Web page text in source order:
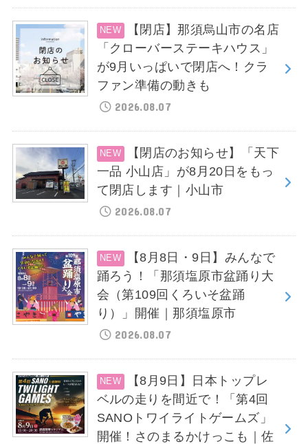
【閉店】那須烏山市の名店
「クローバーステーキハウス」
が9月いっぱいで閉店へ！クラ
ファン準備の動きも
2026.08.07
【閉店のお知らせ】「天下
一品 小山店」が8月20日をもっ
て閉店します｜小山市
2026.08.07
【8月8日・9日】みんなで
踊ろう！「那須塩原市盆踊り大
会（第109回くろいそ盆踊
り）」開催｜那須塩原市
2026.08.07
【8月9日】日本トップレ
ベルの走りを間近で！「第4回
SANOトワイライトゲームズ」
開催！さのまるかけっこも｜佐